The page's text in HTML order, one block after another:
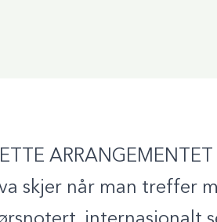
ARRANGEMENTET
skjer når man treffer